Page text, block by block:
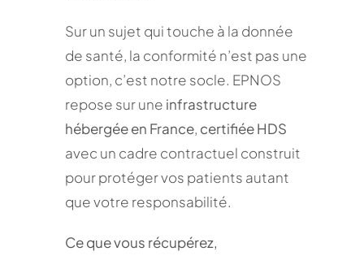
Sur un sujet qui touche à la donnée
de santé, la conformité n’est pas une
option, c’est notre socle. EPNOS
repose sur une infrastructure
hébergée en France, certifiée HDS
avec un cadre contractuel construit
pour protéger vos patients autant
que votre responsabilité.
Ce que vous récupérez,